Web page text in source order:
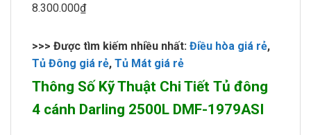
8.300.000₫
>>> Được tìm kiếm nhiều nhất: Điều hòa giá rẻ,
Tủ Đông giá rẻ, Tủ Mát giá rẻ
Thông Số Kỹ Thuật Chi Tiết Tủ đông
4 cánh Darling 2500L DMF-1979ASI